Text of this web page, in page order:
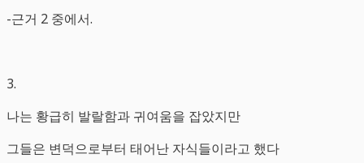
-근거 2 중에서.
3.
나는 황급히 발랄함과 귀여움을 잡았지만
그들은 변덕으로부터 태어난 자식들이라고 했다